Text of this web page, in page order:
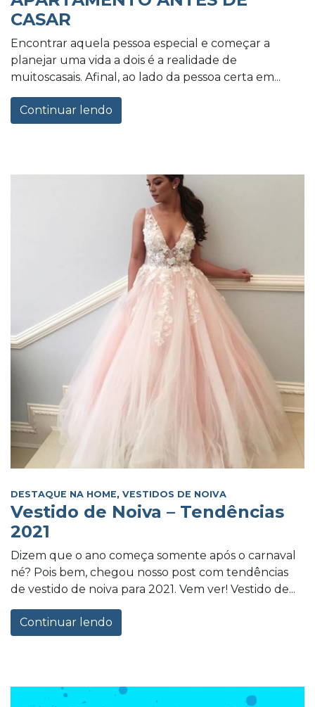
CASAR
Encontrar aquela pessoa especial e começar a
planejar uma vida a dois é a realidade de
muitoscasais. Afinal, ao lado da pessoa certa em...
Continuar lendo
DESTAQUE NA HOME, VESTIDOS DE NOIVA
Vestido de Noiva – Tendências
2021
Dizem que o ano começa somente após o carnaval
né? Pois bem, chegou nosso post com tendências
de vestido de noiva para 2021. Vem ver! Vestido de...
Continuar lendo